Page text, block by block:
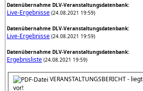
Datenübernahme DLV-Veranstaltungsdatenbank:
Live-Ergebnisse (24.08.2021 19:59)
Datenübernahme DLV-Veranstaltungsdatenbank:
Live-Ergebnisse (24.08.2021 19:59)
Datenübernahme DLV-Veranstaltungsdatenbank:
Ergebnisliste (24.08.2021 19:59)
VERANSTALTUNGSBERICHT - liegt
vor!